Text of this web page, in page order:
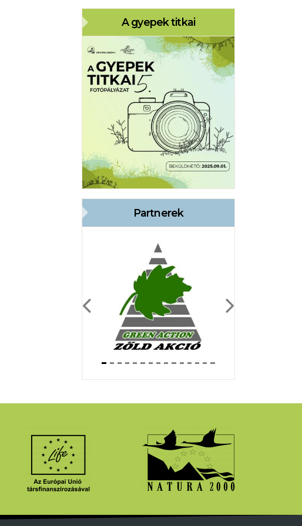
A gyepek titkai
Partnerek
Previous Next